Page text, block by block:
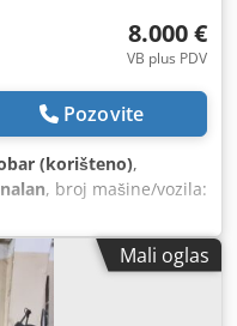
8.000 €
VB plus PDV
Pozovite
(korišteno),
, broj mašine/vozila:
Mali oglas